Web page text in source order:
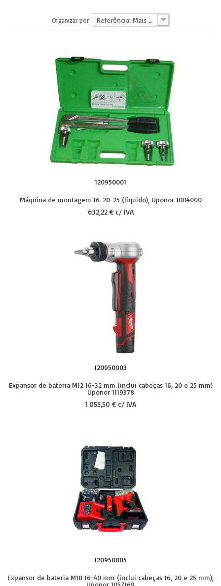
Organizar por Referência: Mais baixa primeiro
120950001
Máquina de montagem 16-20-25 (líquido), Uponor 1004000
632,22 € c/ IVA
120950003
Expansor de bateria M12 16-32 mm (inclui cabeças 16, 20 e 25 mm)
Uponor 1119378
1 055,50 € c/ IVA
120950005
Expansor de bateria M18 16-40 mm (inclui cabeças 16, 20 e 25 mm),
Uponor 1057169